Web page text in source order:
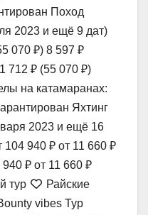
Поход
2023 и ещё 9 дат)
070 ₽) 8 597 ₽
712 ₽ (55 070 ₽)
на катамаранах:
Яхтинг
2023 и ещё 16
104 940 ₽ от 11 660 ₽
940 ₽ от 11 660 ₽
тур
Райские
vibes Тур